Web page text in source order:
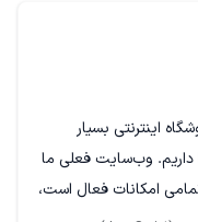
اینترنتی بسیار
داریم. وب‌سایت فعلی ما
امکانات فعال است،